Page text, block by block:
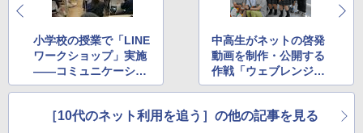
小学校の授業で「LINE
ワークショップ」実施
――コミュニケーショ
ンに正解はないこと、
中高生がネットの啓発
動画を制作・公開する
作戦「ウェブレンジャ
ー」でGoogleが目指
［10代のネット利用を追う］の他の記事を見る